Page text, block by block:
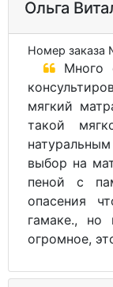
Ольга
Номер заказа
Много
мягкий
такой
выбор на
пеной с
опасения
гамаке., но
огромное,